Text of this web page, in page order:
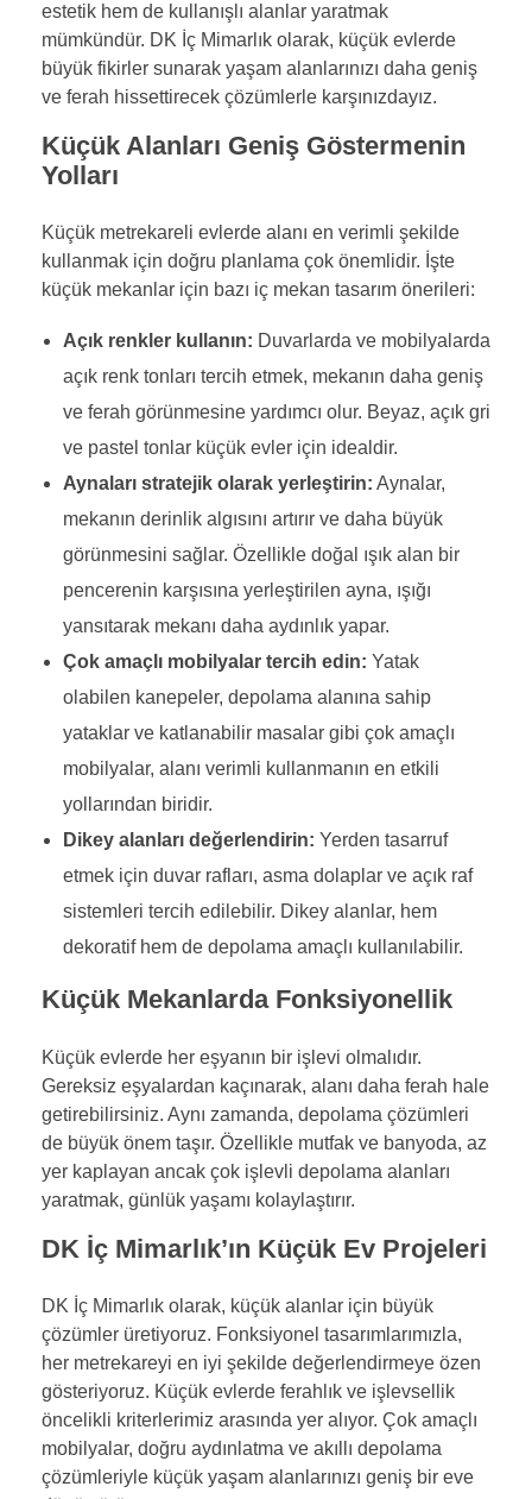
estetik hem de kullanışlı alanlar yaratmak
mümkündür. DK İç Mimarlık olarak, küçük evlerde
büyük fikirler sunarak yaşam alanlarınızı daha geniş
ve ferah hissettirecek çözümlerle karşınızdayız.
Küçük Alanları Geniş Göstermenin
Yolları
Küçük metrekareli evlerde alanı en verimli şekilde
kullanmak için doğru planlama çok önemlidir. İşte
küçük mekanlar için bazı iç mekan tasarım önerileri:
Açık renkler kullanın: Duvarlarda ve mobilyalarda
açık renk tonları tercih etmek, mekanın daha geniş
ve ferah görünmesine yardımcı olur. Beyaz, açık gri
ve pastel tonlar küçük evler için idealdir.
Aynaları stratejik olarak yerleştirin: Aynalar,
mekanın derinlik algısını artırır ve daha büyük
görünmesini sağlar. Özellikle doğal ışık alan bir
pencerenin karşısına yerleştirilen ayna, ışığı
yansıtarak mekanı daha aydınlık yapar.
Çok amaçlı mobilyalar tercih edin: Yatak
olabilen kanepeler, depolama alanına sahip
yataklar ve katlanabilir masalar gibi çok amaçlı
mobilyalar, alanı verimli kullanmanın en etkili
yollarından biridir.
Dikey alanları değerlendirin: Yerden tasarruf
etmek için duvar rafları, asma dolaplar ve açık raf
sistemleri tercih edilebilir. Dikey alanlar, hem
dekoratif hem de depolama amaçlı kullanılabilir.
Küçük Mekanlarda Fonksiyonellik
Küçük evlerde her eşyanın bir işlevi olmalıdır.
Gereksiz eşyalardan kaçınarak, alanı daha ferah hale
getirebilirsiniz. Aynı zamanda, depolama çözümleri
de büyük önem taşır. Özellikle mutfak ve banyoda, az
yer kaplayan ancak çok işlevli depolama alanları
yaratmak, günlük yaşamı kolaylaştırır.
DK İç Mimarlık’ın Küçük Ev Projeleri
DK İç Mimarlık olarak, küçük alanlar için büyük
çözümler üretiyoruz. Fonksiyonel tasarımlarımızla,
her metrekareyi en iyi şekilde değerlendirmeye özen
gösteriyoruz. Küçük evlerde ferahlık ve işlevsellik
öncelikli kriterlerimiz arasında yer alıyor. Çok amaçlı
mobilyalar, doğru aydınlatma ve akıllı depolama
çözümleriyle küçük yaşam alanlarınızı geniş bir eve